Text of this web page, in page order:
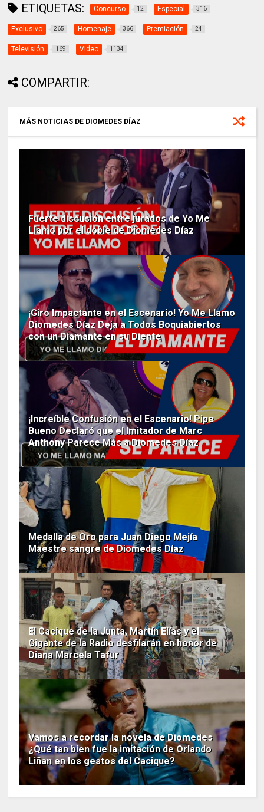
ETIQUETAS: Concurso 12 Especial 316
Exclusivo 265 Homenaje 366 Premiación 24
Televisión 169 Video 1134
COMPARTIR:
MÁS NOTICIAS DE DIOMEDES DÍAZ
Fuerte discusión entre jurados de Yo Me
Llamo por el doble de Diomedes Díaz
¡Giro Impactante en el Escenario! Yo Me Llamo
Diomedes Díaz Deja a Todos Boquiabiertos
con un Diamante en su Diente
¡Increíble Confusión en el Escenario! Pipe
Bueno Declaró que el Imitador de Marc
Anthony Parece Más a Diomedes Díaz
Medalla de Oro para Juan Diego Mejía
Maestre sangre de Diomedes Díaz
El Cacique de la Junta, Martín Elías y el
Gigante de la Radio desfilarán en honor de
Diana Marcela Tafur
Vamos a recordar la novela de Diomedes
¿Qué tan bien fue la imitación de Orlando
Liñan en los gestos del Cacique?